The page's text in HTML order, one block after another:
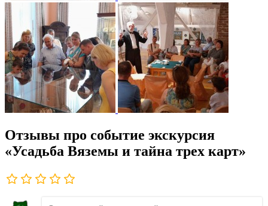
Отзывы про событие экскурсия
«Усадьба Вяземы и тайна трех карт»